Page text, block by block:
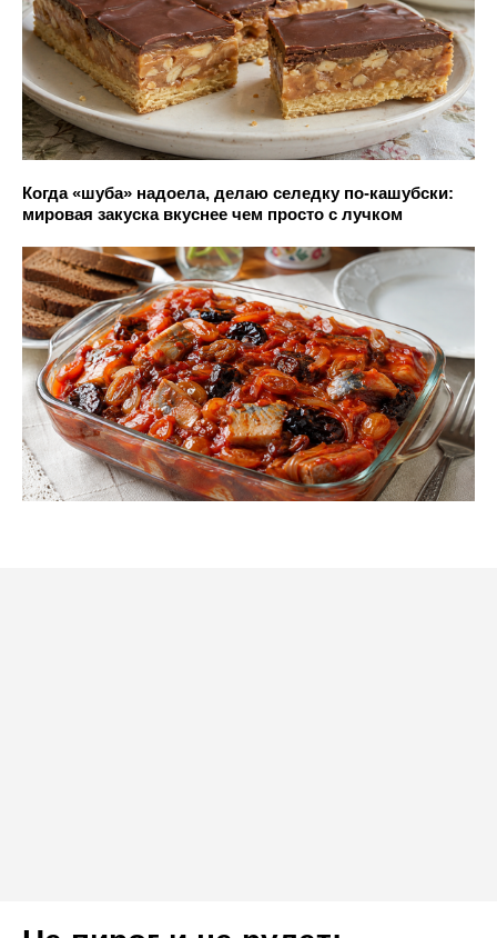
Когда «шуба» надоела, делаю селедку по-кашубски:
мировая закуска вкуснее чем просто с лучком